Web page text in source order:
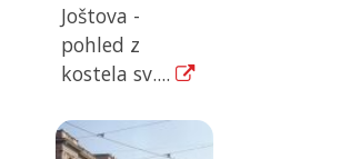
Joštova -
pohled z
kostela sv....